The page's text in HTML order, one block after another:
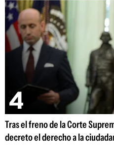
Tras el freno de la Corte
decreto el derecho a la